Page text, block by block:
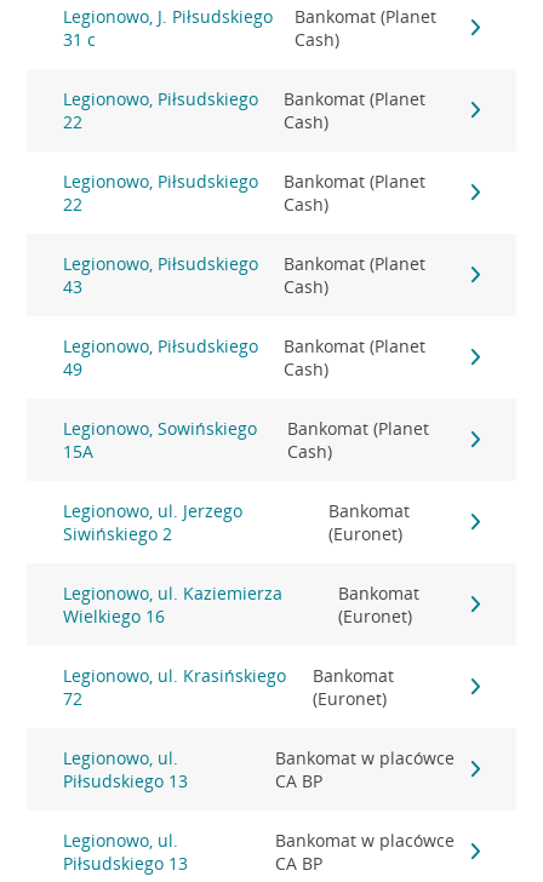
Legionowo, J. Piłsudskiego
31 c
Bankomat (Planet
Cash)
Legionowo, Piłsudskiego
22
Bankomat (Planet
Cash)
Legionowo, Piłsudskiego
22
Bankomat (Planet
Cash)
Legionowo, Piłsudskiego
43
Bankomat (Planet
Cash)
Legionowo, Piłsudskiego
49
Bankomat (Planet
Cash)
Legionowo, Sowińskiego
15A
Bankomat (Planet
Cash)
Legionowo, ul. Jerzego
Siwińskiego 2
Bankomat
(Euronet)
Legionowo, ul. Kaziemierza
Wielkiego 16
Bankomat
(Euronet)
Legionowo, ul. Krasińskiego
72
Bankomat
(Euronet)
Legionowo, ul.
Piłsudskiego 13
Bankomat w placówce
CA BP
Legionowo, ul.
Piłsudskiego 13
Bankomat w placówce
CA BP